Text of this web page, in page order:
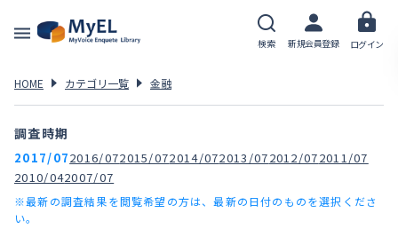
検索 新規会員登録 ログイン
HOME カテゴリ一覧 金融
調査時期
2017/072016/072015/072014/072013/072012/072011/07
2010/042007/07
※最新の調査結果を閲覧希望の方は、最新の日付のものを選択くださ
い。